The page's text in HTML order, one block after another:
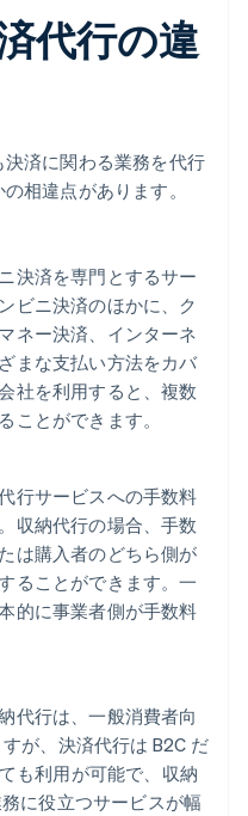
代行の違
済に関わる業務を代行
相違点があります。
決済を専門とするサー
ビニ決済のほかに、ク
ネー決済、インターネ
まな支払い方法をカバ
社を利用すると、複数
ことができます。
行サービスへの手数料
収納代行の場合、手数
は購入者のどちら側が
ることができます。一
的に事業者側が手数料
代行は、一般消費者向
が、決済代行は B2C だ
も利用が可能で、収納
に役立つサービスが幅